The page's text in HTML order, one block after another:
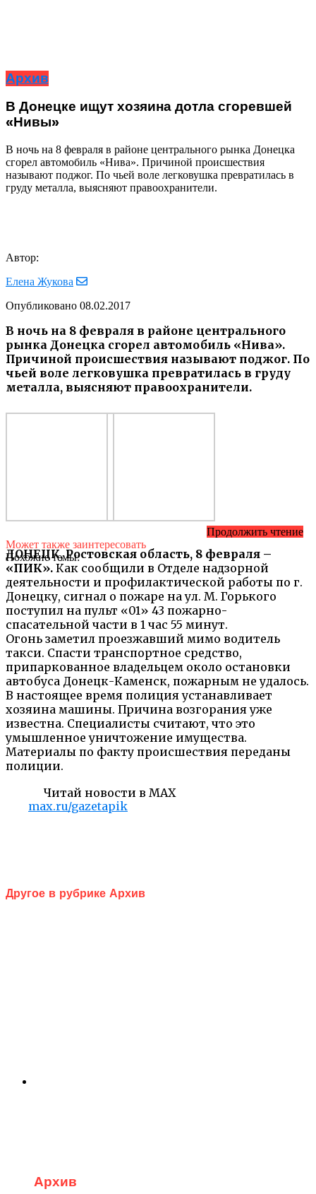
Архив
В Донецке ищут хозяина дотла сгоревшей
«Нивы»
В ночь на 8 февраля в районе центрального рынка Донецка
сгорел автомобиль «Нива». Причиной происшествия
называют поджог. По чьей воле легковушка превратилась в
груду металла, выясняют правоохранители.
Автор:
Елена Жукова
Опубликовано 08.02.2017
В ночь на 8 февраля в районе центрального
рынка Донецка сгорел автомобиль «Нива».
Причиной происшествия называют поджог. По
чьей воле легковушка превратилась в груду
металла, выясняют правоохранители.
ДОНЕЦК, Ростовская область, 8 февраля –
«ПИК». Как сообщили в Отделе надзорной
деятельности и профилактической работы по г.
Донецку, сигнал о пожаре на ул. М. Горького
поступил на пульт «01» 43 пожарно-
спасательной части в 1 час 55 минут.
Огонь заметил проезжавший мимо водитель
такси. Спасти транспортное средство,
припаркованное владельцем около остановки
автобуса Донецк-Каменск, пожарным не удалось.
В настоящее время полиция устанавливает
хозяина машины. Причина возгорания уже
известна. Специалисты считают, что это
умышленное уничтожение имущества.
Материалы по факту происшествия переданы
полиции.
Читай новости в MAX
max.ru/gazetapik
Продолжить чтение
Может также заинтересовать
Похожие темы:
Другое в рубрике Архив
Архив